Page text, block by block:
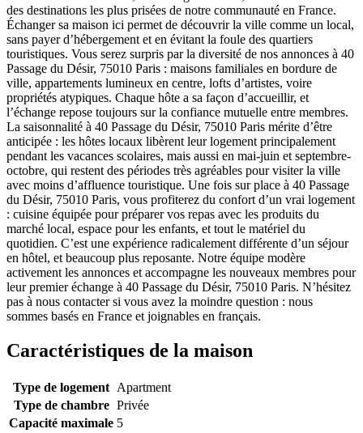
des destinations les plus prisées de notre communauté en France.
Échanger sa maison ici permet de découvrir la ville comme un local,
sans payer d’hébergement et en évitant la foule des quartiers
touristiques. Vous serez surpris par la diversité de nos annonces à 40
Passage du Désir, 75010 Paris : maisons familiales en bordure de
ville, appartements lumineux en centre, lofts d’artistes, voire
propriétés atypiques. Chaque hôte a sa façon d’accueillir, et
l’échange repose toujours sur la confiance mutuelle entre membres.
La saisonnalité à 40 Passage du Désir, 75010 Paris mérite d’être
anticipée : les hôtes locaux libèrent leur logement principalement
pendant les vacances scolaires, mais aussi en mai-juin et septembre-
octobre, qui restent des périodes très agréables pour visiter la ville
avec moins d’affluence touristique. Une fois sur place à 40 Passage
du Désir, 75010 Paris, vous profiterez du confort d’un vrai logement
: cuisine équipée pour préparer vos repas avec les produits du
marché local, espace pour les enfants, et tout le matériel du
quotidien. C’est une expérience radicalement différente d’un séjour
en hôtel, et beaucoup plus reposante. Notre équipe modère
activement les annonces et accompagne les nouveaux membres pour
leur premier échange à 40 Passage du Désir, 75010 Paris. N’hésitez
pas à nous contacter si vous avez la moindre question : nous
sommes basés en France et joignables en français.
Caractéristiques de la maison
Type de logement Apartment
Type de chambre Privée
Capacité maximale 5